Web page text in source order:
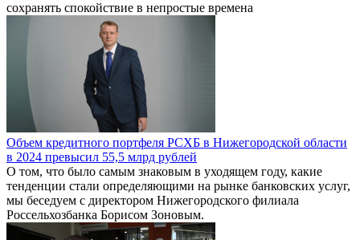
сохранять спокойствие в непростые времена
Объем кредитного портфеля РСХБ в Нижегородской области
в 2024 превысил 55,5 млрд рублей
О том, что было самым знаковым в уходящем году, какие
тенденции стали определяющими на рынке банковских услуг,
мы беседуем с директором Нижегородского филиала
Россельхозбанка Борисом Зоновым.